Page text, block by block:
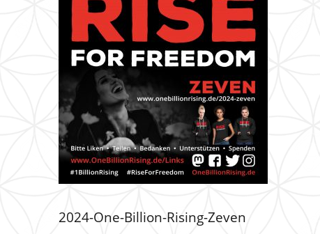
2024-One-Billion-Rising-Zeven